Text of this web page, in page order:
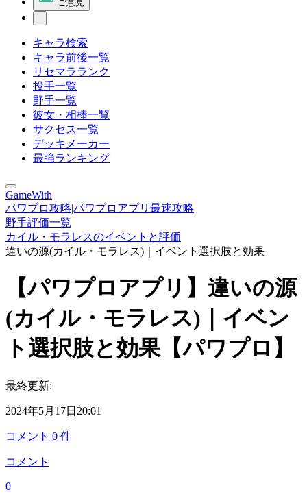
ご意見
キャラ検索
キャラ前後一覧
リセマラランク
投手一覧
野手一覧
彼女・相棒一覧
サクセス一覧
デッキメーカー
最強ランキング
GameWith
パワプロ攻略|パワプロアプリ最速攻略
野手評価一覧
カイル・モラレスのイベントと評価
違いの源(カイル・モラレス)｜イベント選択肢と効果
【パワプロアプリ】違いの源
(カイル・モラレス)｜イベン
ト選択肢と効果【パワプロ】
最終更新:
2024年5月17日20:01
コメント 0 件
コメント
0